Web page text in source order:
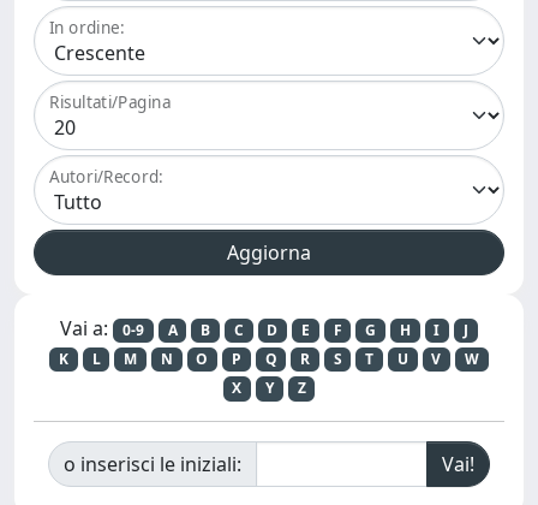
In ordine:
Risultati/Pagina
Autori/Record:
Vai a: 0-9 A B C D E F G H I
J
K
L M N O P Q R S T U V
W
X
Y Z
o inserisci le iniziali: